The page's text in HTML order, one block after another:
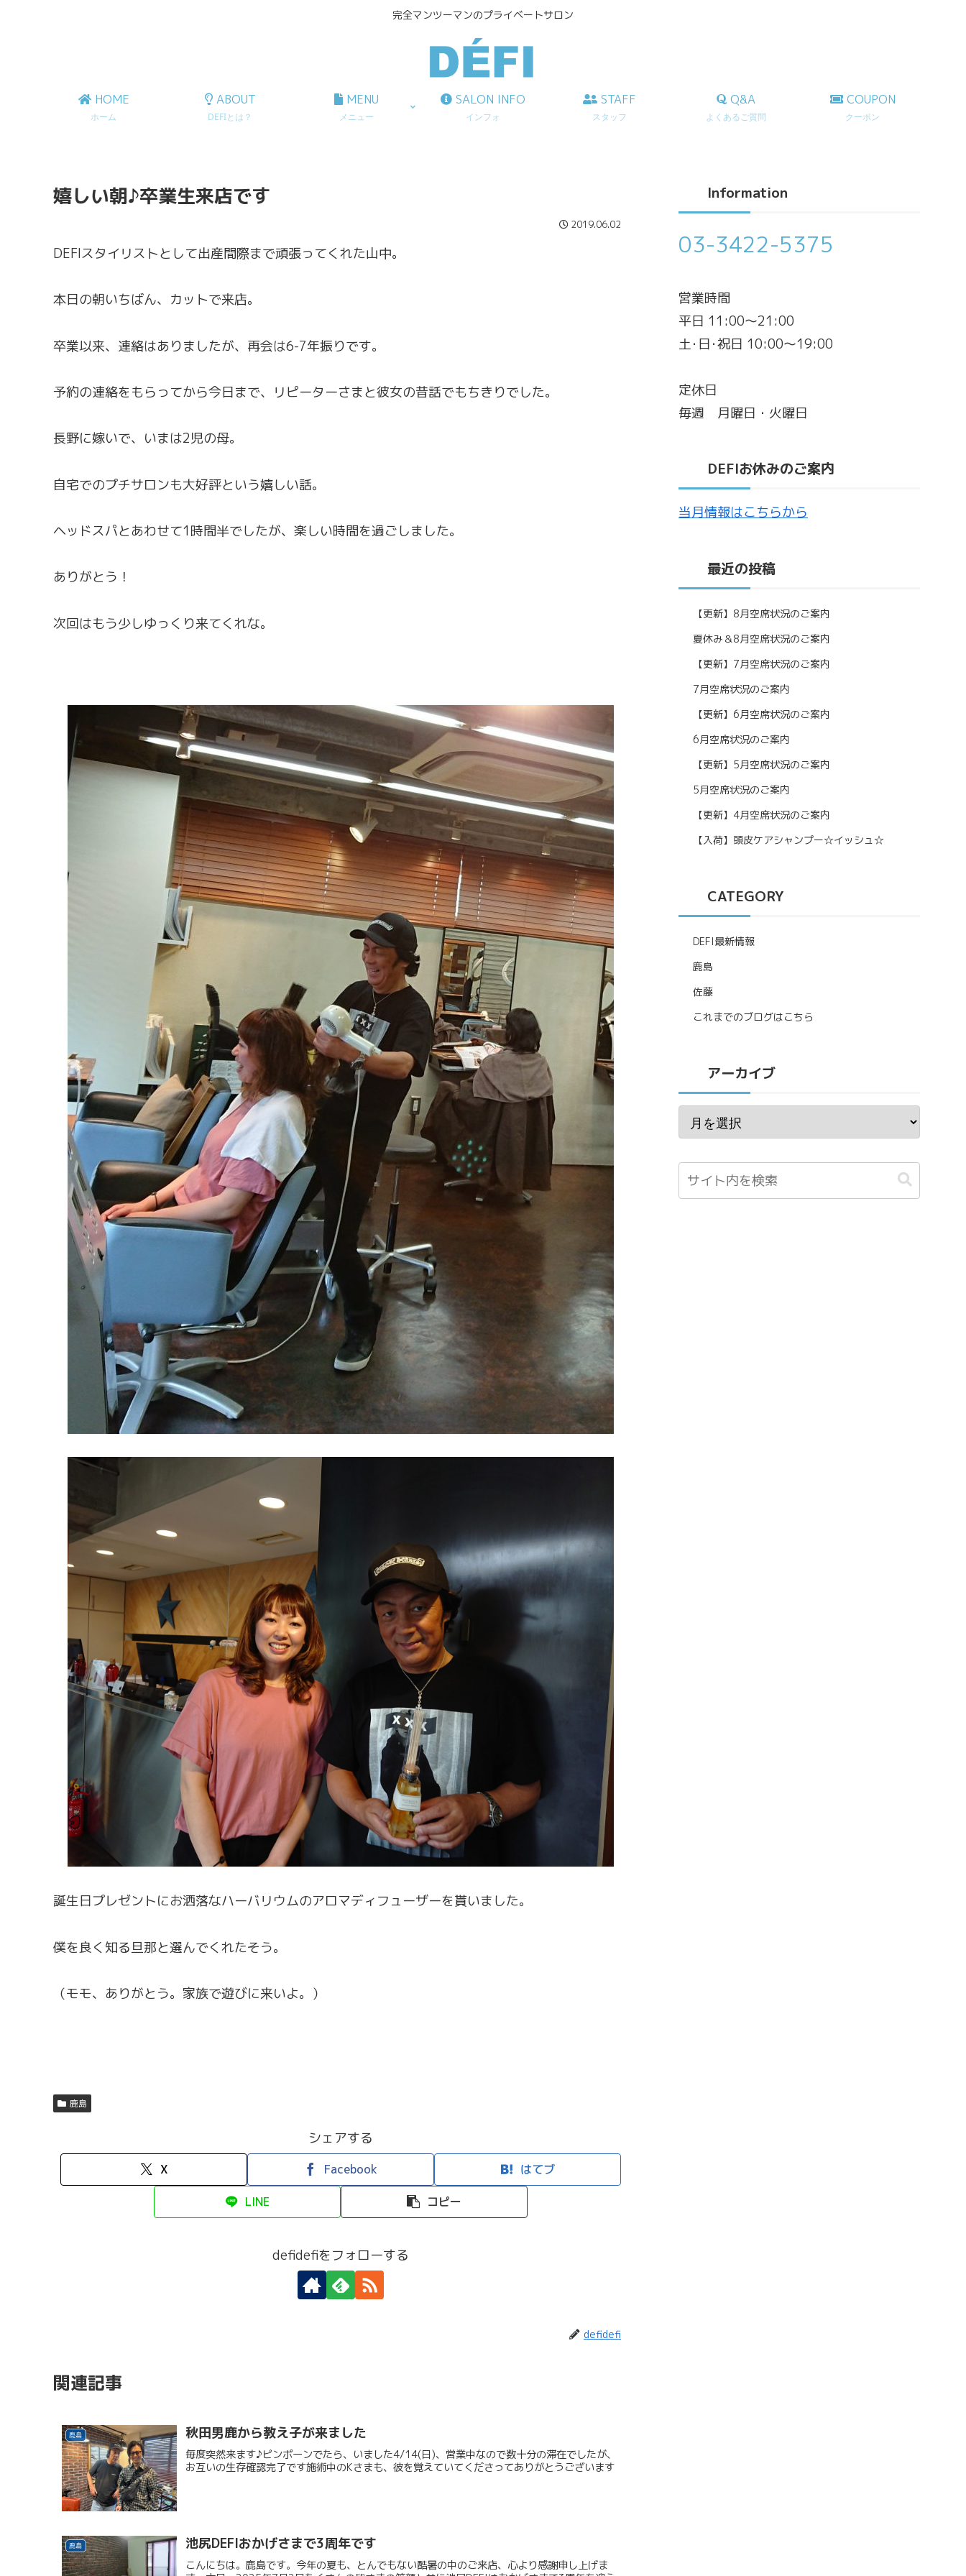
完全マンツーマンのプライベートサロン
HOME
ホーム
ABOUT
DEFIとは？
MENU
メニュー
SALON INFO
インフォ
STAFF
スタッフ
Q&A
よくあるご質問
COUPON
クーポン
嬉しい朝♪卒業生来店です
2019.06.02
DEFIスタイリストとして出産間際まで頑張ってくれた山中。
本日の朝いちばん、カットで来店。
卒業以来、連絡はありましたが、再会は6-7年振りです。
予約の連絡をもらってから今日まで、リピーターさまと彼女の昔話でもちきりでした。
長野に嫁いで、いまは2児の母。
自宅でのプチサロンも大好評という嬉しい話。
ヘッドスパとあわせて1時間半でしたが、楽しい時間を過ごしました。
ありがとう！
次回はもう少しゆっくり来てくれな。
誕生日プレゼントにお洒落なハーバリウムのアロマディフューザーを貰いました。
僕を良く知る旦那と選んでくれたそう。
（モモ、ありがとう。家族で遊びに来いよ。）
鹿島
シェアする
X Facebook はてブ
LINE コピー
defidefiをフォローする
defidefi
関連記事
鹿島 秋田男鹿から教え子が来ました
毎度突然来ます♪ピンポーンでたら、いました4/14(日)、営業中なので数十分の滞在でしたが、
お互いの生存確認完了です施術中のKさまも、彼を覚えていてくださってありがとうございます
鹿島 池尻DEFIおかげさまで3周年です
こんにちは。鹿島です。今年の夏も、とんでもない酷暑の中のご来店、心より感謝申し上げま
Information
03-3422-5375
営業時間
平日 11:00～21:00
土･日･祝日 10:00～19:00
定休日
毎週 月曜日・火曜日
DEFIお休みのご案内
当月情報はこちらから
最近の投稿
【更新】8月空席状況のご案内
夏休み＆8月空席状況のご案内
【更新】7月空席状況のご案内
7月空席状況のご案内
【更新】6月空席状況のご案内
6月空席状況のご案内
【更新】5月空席状況のご案内
5月空席状況のご案内
【更新】4月空席状況のご案内
【入荷】頭皮ケアシャンプー☆イッシュ☆
CATEGORY
DEFI最新情報
鹿島
佐藤
これまでのブログはこちら
アーカイブ